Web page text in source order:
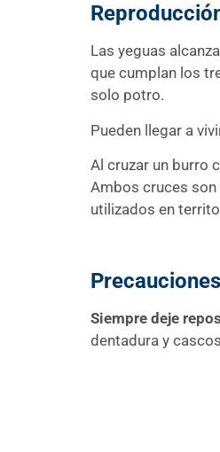
Las yeguas
que cumplan los
solo potro.
Pueden llegar a
Al cruzar un burro
Ambos cruces
utilizados en
Precauciones
Siempre deje
dentadura y